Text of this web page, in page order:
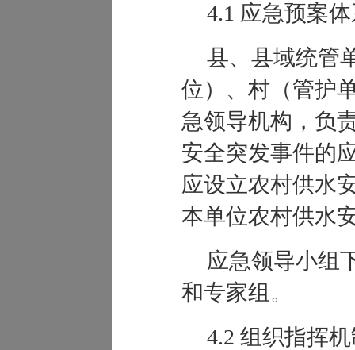
4.1 应急预案
县、 县域统管
位） 、 村（管护
急领导机构，负
安全突发事件的
应设立农村供水
本单位农村供水
应急领导小组
和专家组。
4.2 组织指挥